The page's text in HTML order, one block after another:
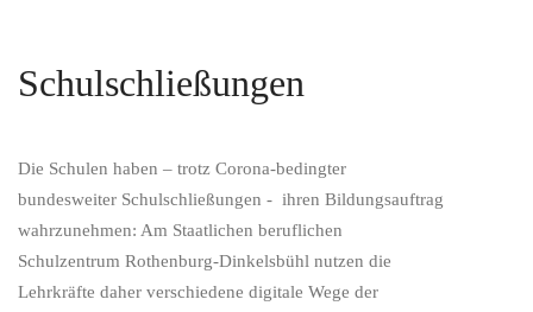
Schulschließungen
Die Schulen haben – trotz Corona-bedingter
bundesweiter Schulschließungen - ihren Bildungsauftrag
wahrzunehmen: Am Staatlichen beruflichen
Schulzentrum Rothenburg-Dinkelsbühl nutzen die
Lehrkräfte daher verschiedene digitale Wege der